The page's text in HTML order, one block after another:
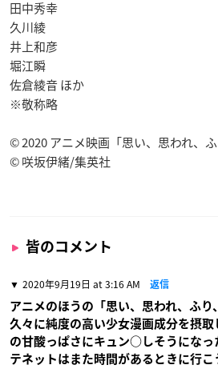
田中秀幸
久川綾
井上和彦
堀江瞬
佐倉綾音 ほか
※敬称略
© 2020 アニメ映画「思い、思われ、
© 咲坂伊緒/集英社
皆のコメント
2020年9月19日 at 3:16 AM 返信
アニメのほうの「思い、思われ、ふり
久々に純度の高い少女漫画成分を摂取
の甘酸っぱさにキュン○しそうになっ
テネットはまた時間があるときに行